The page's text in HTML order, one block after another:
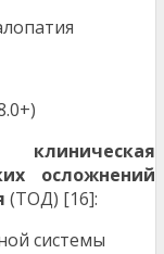
клиническая
осложнений
(ТОД) [16]:
системы